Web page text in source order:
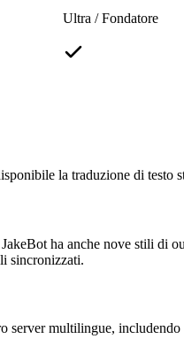
Ultra / Fondatore
la traduzione di
ha anche nove stili
sincronizzati.
multilingue,